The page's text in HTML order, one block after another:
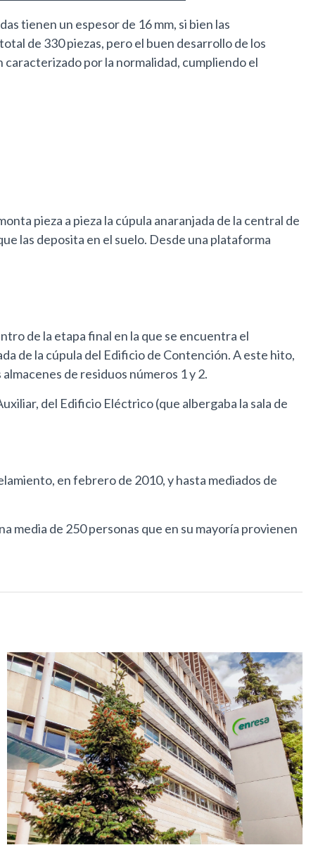
tienen un espesor de 16 mm, si bien las
de 330 piezas, pero el buen desarrollo de los
por la normalidad, cumpliendo el
pieza a pieza la cúpula anaranjada de la central de
las deposita en el suelo. Desde una plataforma
de la etapa final en la que se encuentra el
de la cúpula del Edificio de Contención. A este hito,
de residuos números 1 y 2.
del Edificio Eléctrico (que albergaba la sala de
en febrero de 2010, y hasta mediados de
media de 250 personas que en su mayoría provienen